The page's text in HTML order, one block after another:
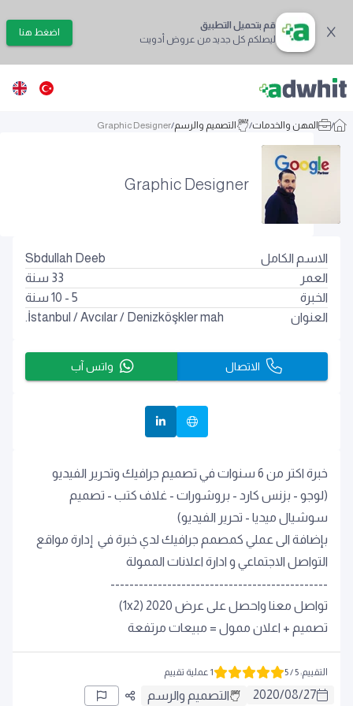
قم بتحميل التطبيق
ليصلكم كل جديد من عروض أدويت
اضغط هنا
/ المهن والخدمات/ التصميم والرسم/
Graphic Designer‏‏
Graphic Designer‏‏
خبرة اكتر من 6 سنوات في تصميم جرافيك وتحرير الفيديو
(لوجو - بزنس كارد - بروشورات - غلاف كتب - تصميم
سوشيال ميديا - تحرير الفيديو)
بإضافة الى عملي كمصمم جرافيك لدي خبرة في إدارة مواقع
التواصل الاجتماعي و ادارة اعلانات الممولة
----------------------------------------------
تواصل معنا واحصل على عرض 2020 (1x2)
تصميم + اعلان ممول = مبيعات مرتفعة
التقييم:
5
/ 5 1 عملية تقييم
2020/08/27 التصميم والرسم
الاسم الكامل
Sbdullah Deeb
العمر
33 سنة
الخبرة
5 - 10 سنة
العنوان
İstanbul /Avcılar/ Denizköşkler mah.
الاتصال واتس آب